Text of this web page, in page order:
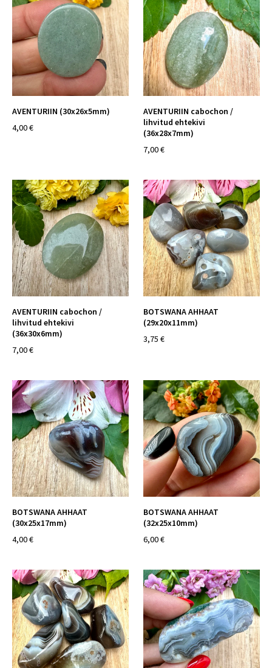
AVENTURIIN (30x26x5mm)
4,00 €
AVENTURIIN cabochon /
lihvitud ehtekivi
(36x28x7mm)
7,00 €
AVENTURIIN cabochon /
lihvitud ehtekivi
(36x30x6mm)
7,00 €
BOTSWANA AHHAAT
(29x20x11mm)
3,75 €
BOTSWANA AHHAAT
(30x25x17mm)
4,00 €
BOTSWANA AHHAAT
(32x25x10mm)
6,00 €